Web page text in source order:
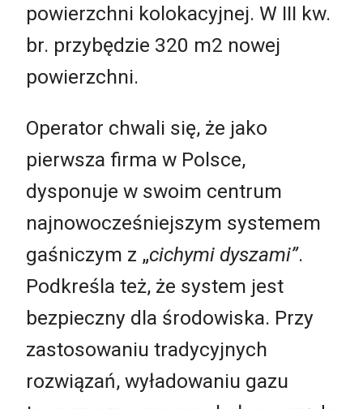
powierzchni kolokacyjnej. W III kw.
br. przybędzie 320 m2 nowej
powierzchni.
Operator chwali się, że jako
pierwsza firma w Polsce,
dysponuje w swoim centrum
najnowocześniejszym systemem
gaśniczym z „cichymi dyszami”.
Podkreśla też, że system jest
bezpieczny dla środowiska. Przy
zastosowaniu tradycyjnych
rozwiązań, wyładowaniu gazu